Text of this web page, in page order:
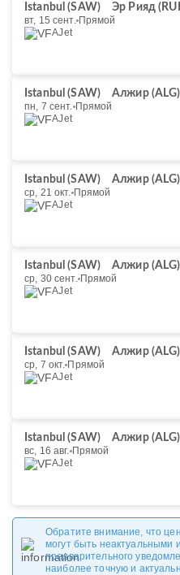
Istanbul (SAW)
Эр Рияд
вт, 15 сент. Прямой
AJet
Istanbul (SAW)
Алжир (ALG)
пн, 7 сент. Прямой
AJet
Istanbul (SAW)
Алжир (ALG)
ср, 21 окт. Прямой
AJet
Istanbul (SAW)
Алжир (ALG)
ср, 30 сент. Прямой
AJet
Istanbul (SAW)
Алжир (ALG)
ср, 7 окт. Прямой
AJet
Istanbul (SAW)
Алжир (ALG)
вс, 16 авг. Прямой
AJet
Обратите внимание, что
могут быть неактуальными
предварительного
наиболее точную и